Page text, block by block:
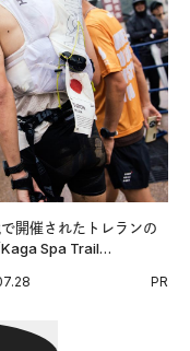
開催されたトレランの
Spa Trail
るランナーたちの奮闘PR